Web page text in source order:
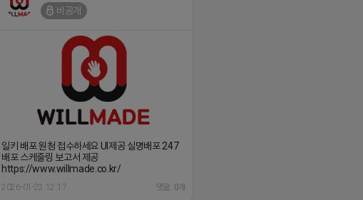
비공개
일키 배포 원청 접수하세요 UI제공 실명배포 247
배포 스케줄링 보고서 제공
https://www.willmade.co.kr/
2026-01-22 12:17 댓글: 0개